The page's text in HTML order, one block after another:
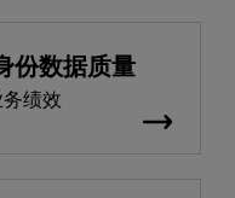
份数据质量
绩效